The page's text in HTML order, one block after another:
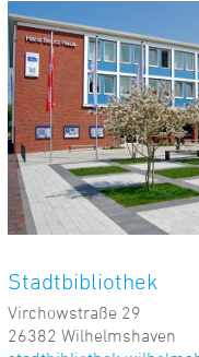
Stadtbibliothek
Virchowstraße 29
26382 Wilhelmshaven